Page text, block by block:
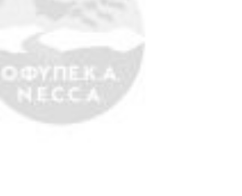
Ο.ΦΥ.ΠΕ.Κ.Α.
Νέα – Δημοσιότητα
Άξονες δράσης